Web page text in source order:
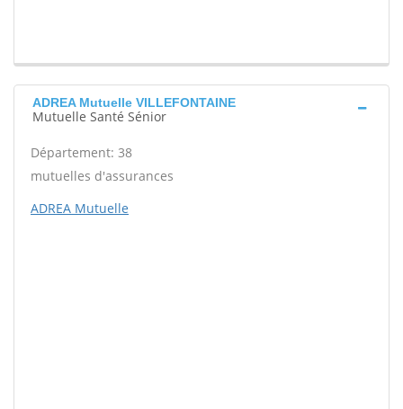
ADREA Mutuelle VILLEFONTAINE
Mutuelle Santé Sénior
Département: 38
mutuelles d'assurances
ADREA Mutuelle